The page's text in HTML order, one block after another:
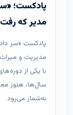
پادکست؛
مدیر که رفت
پادکست «سر
مدیریت و
با یکی از
سال‌ها، هنوز
به‌شمار می‌رود.